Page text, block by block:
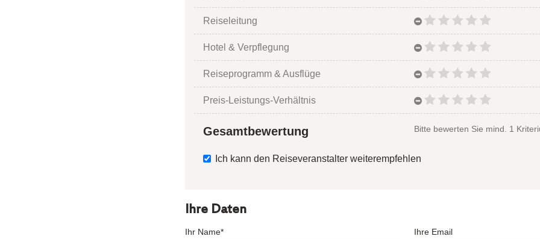
Reiseleitung
Hotel & Verpflegung
Reiseprogramm & Ausflüge
Preis-Leistungs-Verhältnis
Gesamtbewertung Bitte bewerten Sie mind. 1
Ich kann den Reiseveranstalter weiterempfehlen
Ihre Daten
Ihr Name* Ihre Email